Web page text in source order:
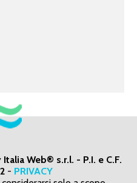
Web® s.r.l. - P.I. e C.F.
- PRIVACY